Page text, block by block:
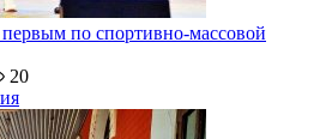
по спортивно-массовой
20